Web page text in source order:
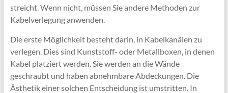
streicht. Wenn nicht, müssen Sie andere Methoden zur
Kabelverlegung anwenden.
Die erste Möglichkeit besteht darin, in Kabelkanälen zu
verlegen. Dies sind Kunststoff- oder Metallboxen, in denen
Kabel platziert werden. Sie werden an die Wände
geschraubt und haben abnehmbare Abdeckungen. Die
Ästhetik einer solchen Entscheidung ist umstritten. In